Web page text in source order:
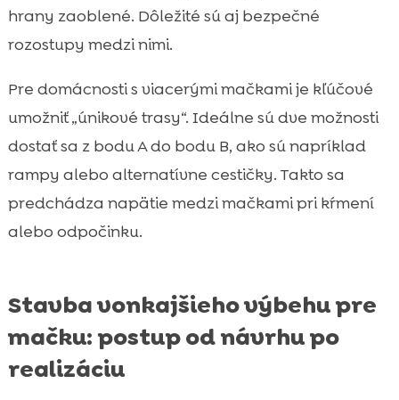
hrany zaoblené. Dôležité sú aj bezpečné
rozostupy medzi nimi.
Pre domácnosti s viacerými mačkami je kľúčové
umožniť „únikové trasy“. Ideálne sú dve možnosti
dostať sa z bodu A do bodu B, ako sú napríklad
rampy alebo alternatívne cestičky. Takto sa
predchádza napätie medzi mačkami pri kŕmení
alebo odpočinku.
Stavba vonkajšieho výbehu pre
mačku: postup od návrhu po
realizáciu